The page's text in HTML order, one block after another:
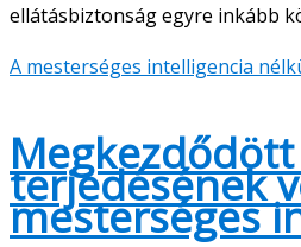
ellátásbiztonság egyre inkább
A mesterséges intelligencia
terjedésének
mesterséges